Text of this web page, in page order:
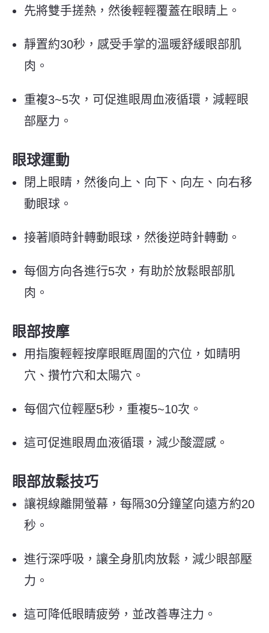
先將雙手搓熱，然後輕輕覆蓋在眼睛上。
靜置約30秒，感受手掌的溫暖舒緩眼部肌
肉。
重複3~5次，可促進眼周血液循環，減輕眼
部壓力。
眼球運動
閉上眼睛，然後向上、向下、向左、向右移
動眼球。
接著順時針轉動眼球，然後逆時針轉動。
每個方向各進行5次，有助於放鬆眼部肌
肉。
眼部按摩
用指腹輕輕按摩眼眶周圍的穴位，如睛明
穴、攢竹穴和太陽穴。
每個穴位輕壓5秒，重複5~10次。
這可促進眼周血液循環，減少酸澀感。
眼部放鬆技巧
讓視線離開螢幕，每隔30分鐘望向遠方約20
秒。
進行深呼吸，讓全身肌肉放鬆，減少眼部壓
力。
這可降低眼睛疲勞，並改善專注力。